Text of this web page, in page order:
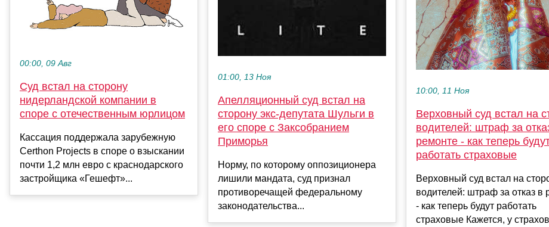
00:00, 09 Авг
Суд встал на сторону
нидерландской компании в
споре с отечественным юрлицом
Кассация поддержала зарубежную
Certhon Projects в споре о взыскании
почти 1,2 млн евро с краснодарского
застройщика «Гешефт»...
01:00, 13 Ноя
Апелляционный суд встал на
сторону экс-депутата Шульги в
его споре с Заксобранием
Приморья
Норму, по которому оппозиционера
лишили мандата, суд признал
противоречащей федеральному
законодательства...
10:00, 11 Ноя
Верховный суд встал на
водителей: штраф за
ремонте - как теперь
работать страховые
Верховный суд встал на
водителей: штраф за отказ в
- как теперь будут работать
страховые Кажется, у